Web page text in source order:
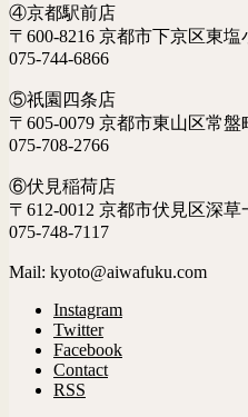
④京都駅前店
〒600-8216 京都市下京区東
075-744-6866
⑤祇園四条店
〒605-0079 京都市東山区常盤
075-708-2766
⑥伏見稲荷店
〒612-0012 京都市伏見区深草
075-748-7117
Mail: kyoto@aiwafuku.com
Instagram
Twitter
Facebook
Contact
RSS